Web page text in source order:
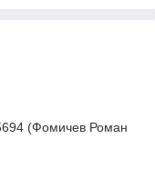
(Фомичев Роман